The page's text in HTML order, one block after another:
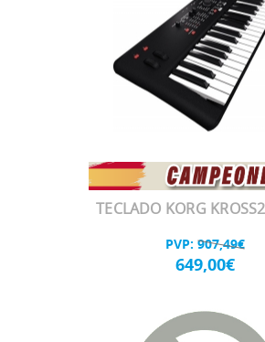
TECLADO KORG
PVP: 907,49€
649,00€